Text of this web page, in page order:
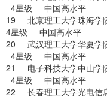
4星级 中国高水平
19 北京理工大学珠
4星级 中国高水平
20 武汉理工大学华
4星级 中国高水平
21 电子科技大学中
4星级 中国高水平
22 长春理工大学光